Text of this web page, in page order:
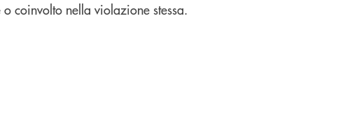
coinvolto nella violazione stessa.